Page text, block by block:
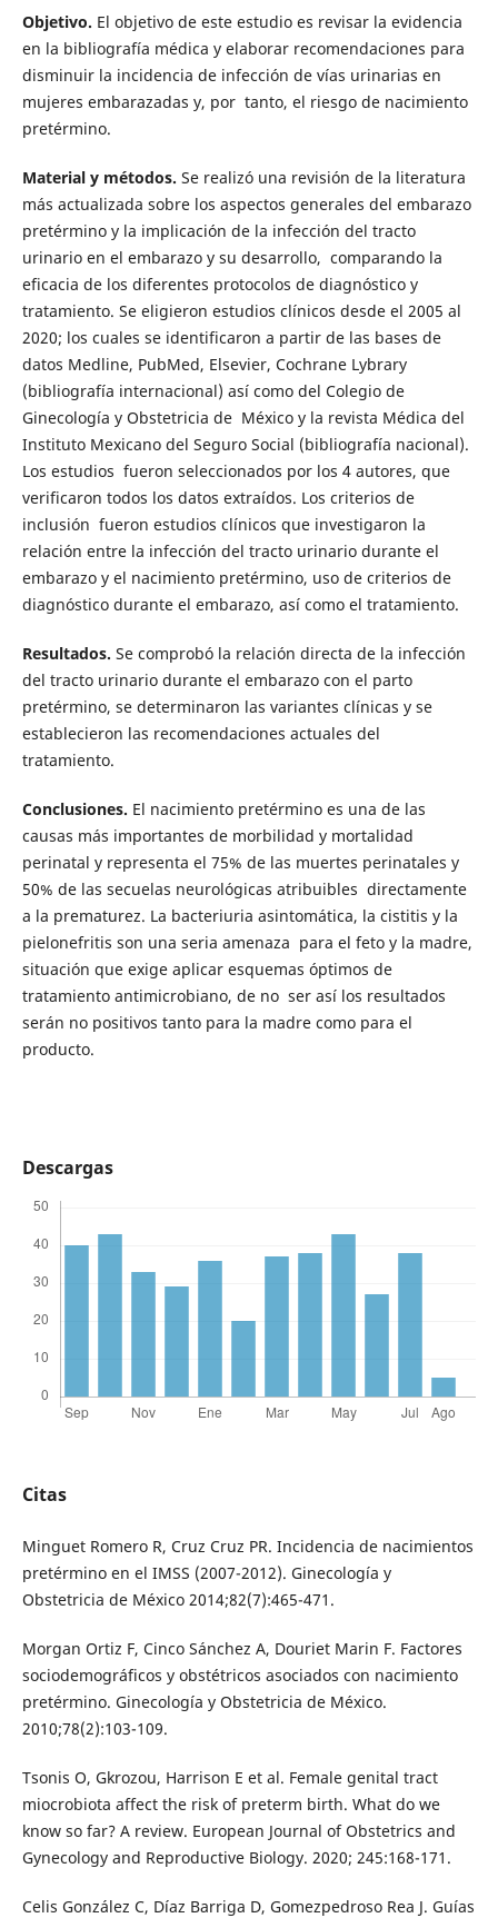
Objetivo. El objetivo de este estudio es revisar la evidencia
en la bibliografía médica y elaborar recomendaciones para
disminuir la incidencia de infección de vías urinarias en
mujeres embarazadas y, por tanto, el riesgo de nacimiento
pretérmino.
Material y métodos. Se realizó una revisión de la literatura
más actualizada sobre los aspectos generales del embarazo
pretérmino y la implicación de la infección del tracto
urinario en el embarazo y su desarrollo, comparando la
eficacia de los diferentes protocolos de diagnóstico y
tratamiento. Se eligieron estudios clínicos desde el 2005 al
2020; los cuales se identificaron a partir de las bases de
datos Medline, PubMed, Elsevier, Cochrane Lybrary
(bibliografía internacional) así como del Colegio de
Ginecología y Obstetricia de México y la revista Médica del
Instituto Mexicano del Seguro Social (bibliografía nacional).
Los estudios fueron seleccionados por los 4 autores, que
verificaron todos los datos extraídos. Los criterios de
inclusión fueron estudios clínicos que investigaron la
relación entre la infección del tracto urinario durante el
embarazo y el nacimiento pretérmino, uso de criterios de
diagnóstico durante el embarazo, así como el tratamiento.
Resultados. Se comprobó la relación directa de la infección
del tracto urinario durante el embarazo con el parto
pretérmino, se determinaron las variantes clínicas y se
establecieron las recomendaciones actuales del
tratamiento.
Conclusiones. El nacimiento pretérmino es una de las
causas más importantes de morbilidad y mortalidad
perinatal y representa el 75% de las muertes perinatales y
50% de las secuelas neurológicas atribuibles directamente
a la prematurez. La bacteriuria asintomática, la cistitis y la
pielonefritis son una seria amenaza para el feto y la madre,
situación que exige aplicar esquemas óptimos de
tratamiento antimicrobiano, de no ser así los resultados
serán no positivos tanto para la madre como para el
producto.
Descargas
Citas
Minguet Romero R, Cruz Cruz PR. Incidencia de nacimientos
pretérmino en el IMSS (2007-2012). Ginecología y
Obstetricia de México 2014;82(7):465-471.
Morgan Ortiz F, Cinco Sánchez A, Douriet Marin F. Factores
sociodemográficos y obstétricos asociados con nacimiento
pretérmino. Ginecología y Obstetricia de México.
2010;78(2):103-109.
Tsonis O, Gkrozou, Harrison E et al. Female genital tract
miocrobiota affect the risk of preterm birth. What do we
know so far? A review. European Journal of Obstetrics and
Gynecology and Reproductive Biology. 2020; 245:168-171.
Celis González C, Díaz Barriga D, Gomezpedroso Rea J. Guías